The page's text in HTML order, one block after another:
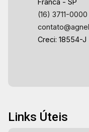
Franca - SP
(16) 3711-0000
Creci: 18554-J
Links Úteis